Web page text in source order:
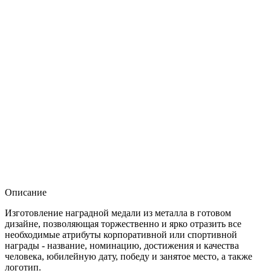
Описание
Изготовление наградной медали из металла в готовом
дизайне, позволяющая торжественно и ярко отразить все
необходимые атрибуты корпоративной или спортивной
награды - название, номинацию, достижения и качества
человека, юбилейную дату, победу и занятое место, а также
логотип.